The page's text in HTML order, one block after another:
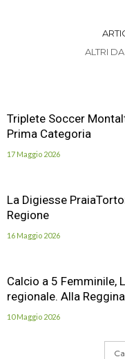
ALTRI
Triplete Soccer
Prima Categoria
17 Maggio 2026
La Digiesse
Regione
16 Maggio 2026
Calcio a 5 Femminile,
regionale. Alla
10 Maggio 2026